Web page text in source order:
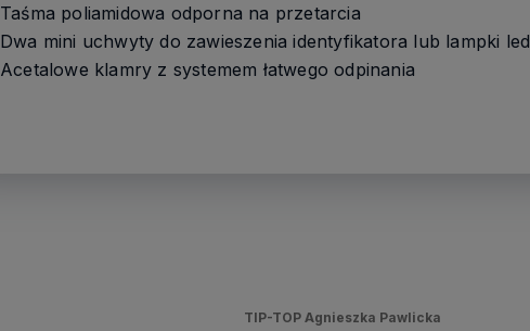
Taśma poliamidowa odporna na przetarcia
Dwa mini uchwyty do zawieszenia identyfikatora lub lampki led
Acetalowe klamry z systemem łatwego odpinania
TIP-TOP Agnieszka Pawlicka